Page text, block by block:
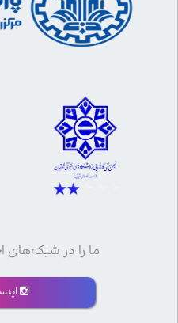
ما را در شبکه‌های